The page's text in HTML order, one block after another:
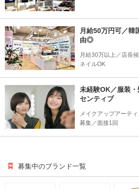
月給50万円可／韓
由◎
月給30万以上／店長
ネイルOK
未経験OK／服装
センティブ
メイクアップアーテ
募集／面接1回
募集中のブランド一覧